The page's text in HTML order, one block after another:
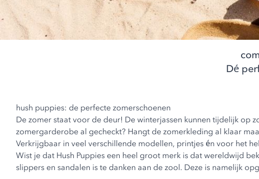
Dé
hush puppies: de perfecte zomerschoenen
De zomer staat voor de deur! De winterjassen kunnen tijdelijk op
zomergarderobe al gecheckt? Hangt de zomerkleding al klaar
Verkrijgbaar in veel verschillende modellen, printjes én voor het
Wist je dat Hush Puppies een heel groot merk is dat wereldwijd
slippers en sandalen is te danken aan de zool. Deze is namelijk